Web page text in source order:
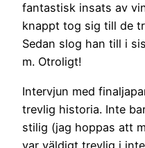
fantastisk insats av
knappt tog sig till de
Sedan slog han till i
m. Otroligt!
Intervjun med
trevlig historia. Inte
stilig (jag hoppas att
var väldigt trevlig i